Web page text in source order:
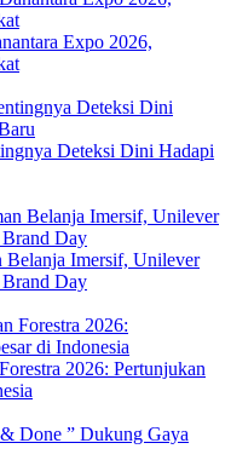
Expo 2026,
Deteksi Dini Hadapi
Belanja Imersif, Unilever
Day
2026: Pertunjukan